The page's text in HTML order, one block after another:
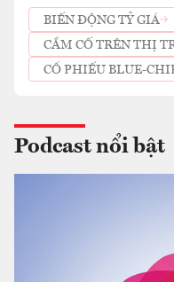
BIẾN ĐỘNG TỶ GIÁ
CẦM CỐ TRÊN THỊ
CỔ PHIẾU BLUE-
Podcast nổi bật